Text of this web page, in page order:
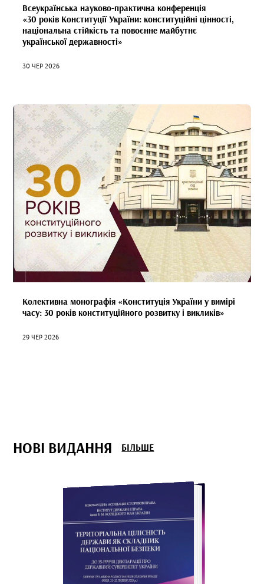
Всеукраїнська науково-практична конференція
«30 років Конституції України: конституційні цінності,
національна стійкість та повоєнне майбутнє
української державності»
30 ЧЕР 2026
Колективна монографія «Конституція України у вимірі
часу: 30 років конституційного розвитку і викликів»
29 ЧЕР 2026
НОВІ ВИДАННЯ БІЛЬШЕ